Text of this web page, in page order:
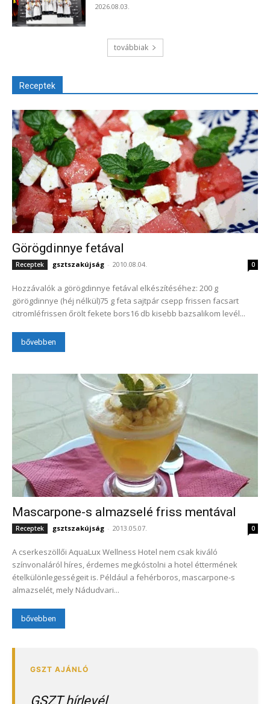
2026.08.03.
továbbiak
Receptek
Görögdinnye fetával
Receptek gsztszakújság - 2010.08.04. 0
Hozzávalók a görögdinnye fetával elkészítéséhez: 200 g
görögdinnye (héj nélkül)75 g feta sajtpár csepp frissen facsart
citromléfrissen őrölt fekete bors16 db kisebb bazsalikom levél...
bővebben
Mascarpone-s almazselé friss mentával
Receptek gsztszakújság - 2013.05.07. 0
A cserkeszöllői AquaLux Wellness Hotel nem csak kiváló
színvonaláról híres, érdemes megkóstolni a hotel éttermének
ételkülönlegességeit is. Például a fehérboros, mascarpone-s
almazselét, mely Nádudvari...
bővebben
GSZT hírlevél